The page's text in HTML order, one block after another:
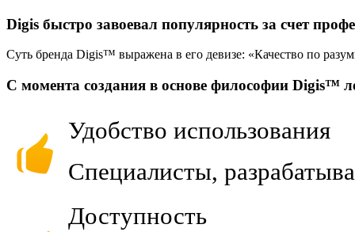
Digis быстро завоевал популярность за счет
Суть бренда Digis™ выражена в его девизе: «Качество по
С момента создания в основе философии Digis™
Удобство использования
Специалисты,
Доступность